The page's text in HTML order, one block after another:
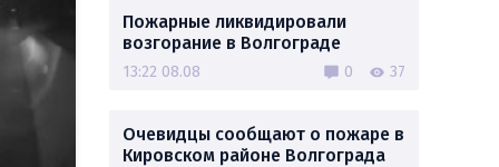
Пожарные ликвидировали
возгорание в Волгограде
13:22 08.08 0 37
Очевидцы сообщают о пожаре в
Кировском районе Волгограда